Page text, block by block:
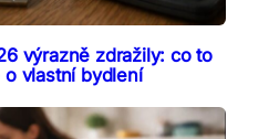
výrazně zdražily: co to
o vlastní bydlení